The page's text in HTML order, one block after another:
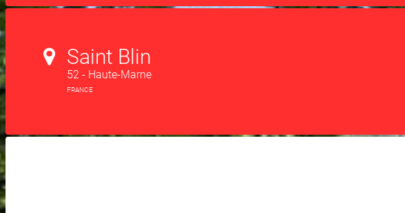
Saint Blin
52 - Haute-Marne
FRANCE